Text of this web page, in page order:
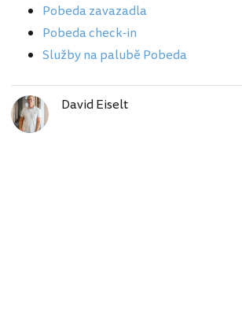
Pobeda zavazadla
Pobeda check-in
Služby na palubě Pobeda
David Eiselt